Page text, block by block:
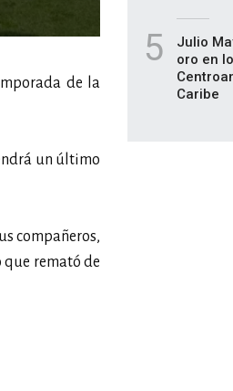
de la
un último
compañeros,
remató de
5
Julio
oro en
Caribe